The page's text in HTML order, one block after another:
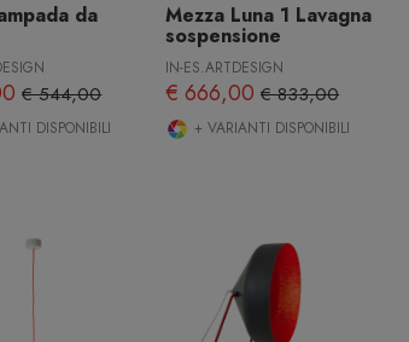
da
€ 544,00
DISPONIBILI
Mezza Luna 1 Lavagna
sospensione
IN-ES.ARTDESIGN
€ 666,00€ 833,00
+ VARIANTI DISPONIBILI